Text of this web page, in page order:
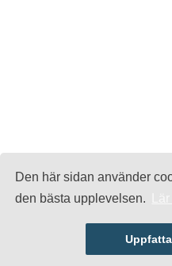
Den här sidan använder
den bästa upplevelsen.